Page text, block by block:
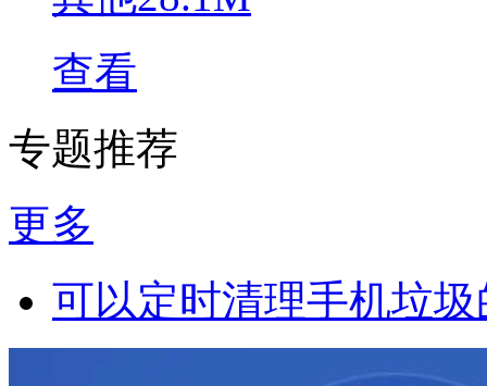
查看
专题推荐
更多
可以定时清理手机垃